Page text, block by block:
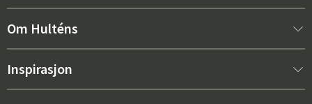
Nytt hos oss
Innredning
Om Hulténs
Om Hulténs
Inspirasjon